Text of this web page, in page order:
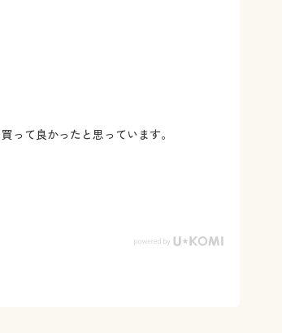
って良かったと思っています。